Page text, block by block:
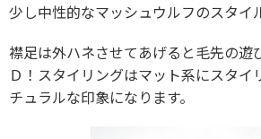
少し中性的なマッシュウルフのスタイ
襟足は外ハネさせてあげると毛先の遊
Ｄ！スタイリングはマット系にスタイ
チュラルな印象になります。